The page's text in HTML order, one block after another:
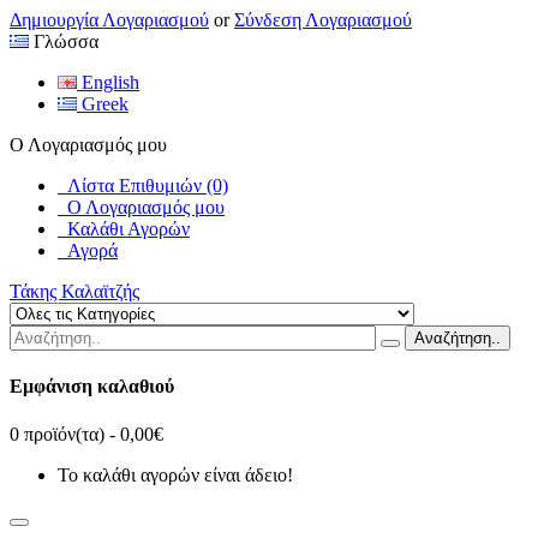
Δημιουργία Λογαριασμού orΣύνδεση Λογαριασμού
Γλώσσα
English
Greek
Ο Λογαριασμός μου
Λίστα Επιθυμιών (0)
Ο Λογαριασμός μου
Καλάθι Αγορών
Αγορά
Τάκης Καλαϊτζής
Αναζήτηση..
Εμφάνιση καλαθιού
0 προϊόν(τα) - 0,00€
Το καλάθι αγορών είναι άδειο!